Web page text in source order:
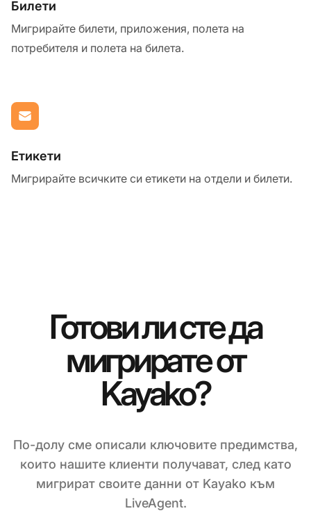
Билети
Мигрирайте билети, приложения, полета на
потребителя и полета на билета.
Етикети
Мигрирайте всичките си етикети на отдели и билети.
Готови ли сте да
мигрирате от
Kayako?
По-долу сме описали ключовите предимства,
които нашите клиенти получават, след като
мигрират своите данни от Kayako към
LiveAgent.